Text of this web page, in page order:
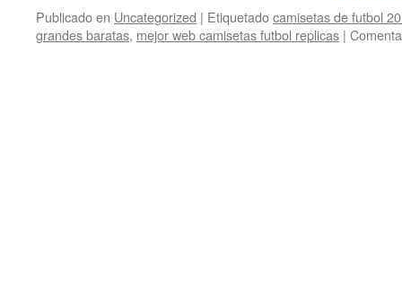
Publicado en Uncategorized | Etiquetadocamisetas de futbol
grandes baratas, mejor web camisetas futbol replicas |